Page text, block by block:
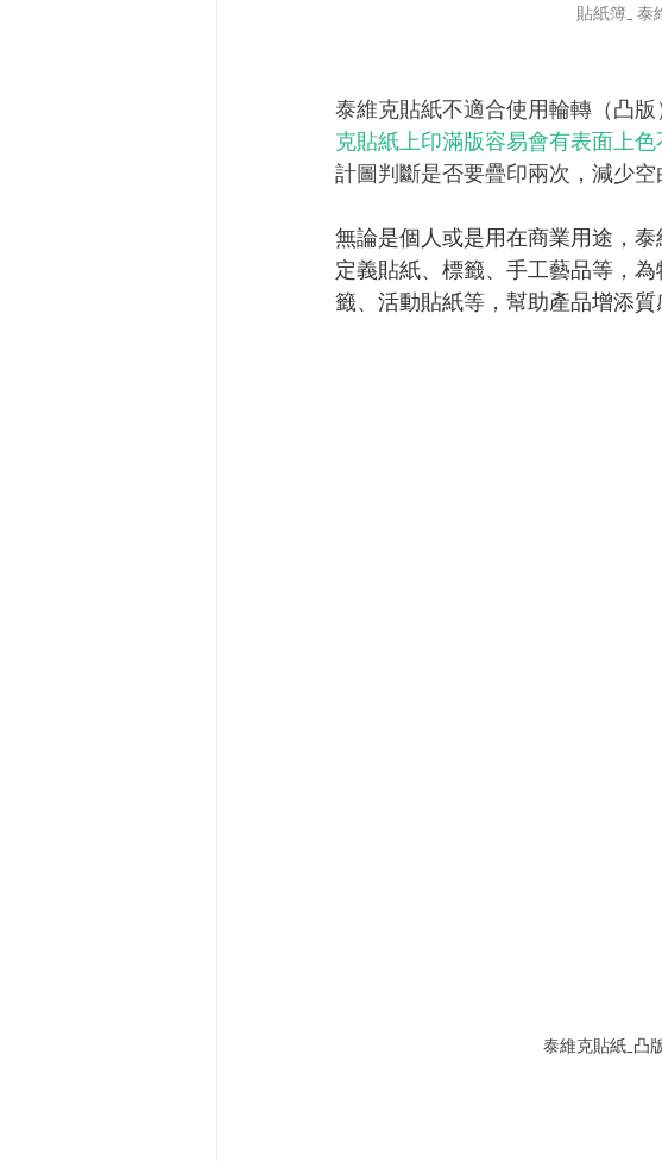
貼紙簿_ 泰
泰維克貼紙不適合使用輪轉（凸
克貼紙上印滿版容易會有表面上
計圖判斷是否要疊印兩次，減少
無論是個人或是用在商業用途，
定義貼紙、標籤、手工藝品等，
籤、活動貼紙等，幫助產品增添質
泰維克貼紙_凸